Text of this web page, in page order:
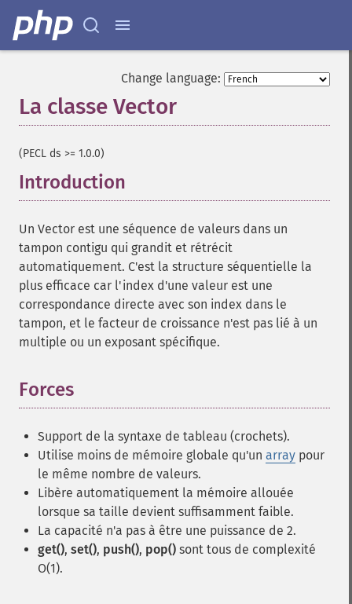
Change language:
La classe Vector
(PECL ds >= 1.0.0)
Introduction
Un Vector est une séquence de valeurs dans un
tampon contigu qui grandit et rétrécit
automatiquement. C'est la structure séquentielle la
plus efficace car l'index d'une valeur est une
correspondance directe avec son index dans le
tampon, et le facteur de croissance n'est pas lié à un
multiple ou un exposant spécifique.
Forces
Support de la syntaxe de tableau (crochets).
Utilise moins de mémoire globale qu'un array pour
le même nombre de valeurs.
Libère automatiquement la mémoire allouée
lorsque sa taille devient suffisamment faible.
La capacité n'a pas à être une puissance de 2.
get(), set(), push(), pop() sont tous de complexité
O(1).